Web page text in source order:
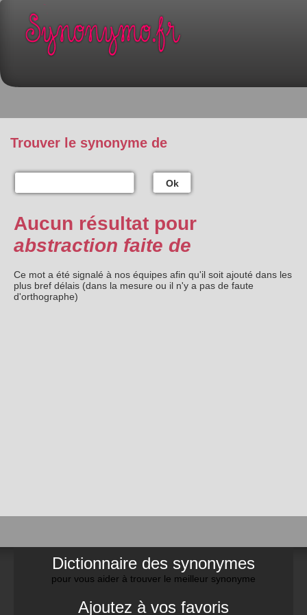
Trouver le synonyme de
Ok
Aucun résultat pour
abstraction faite de
Ce mot a été signalé à nos équipes afin qu'il soit ajouté dans les
plus bref délais (dans la mesure ou il n'y a pas de faute
d'orthographe)
Dictionnaire des synonymes
pour vous aider à trouver le meilleur synonyme
Ajoutez à vos favoris